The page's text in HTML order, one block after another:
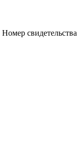
Номер свидетельства